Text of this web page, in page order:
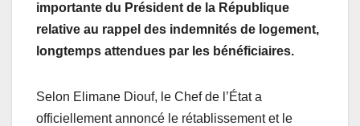
importante du Président de la République
relative au rappel des indemnités de logement,
longtemps attendues par les bénéficiaires.
Selon Elimane Diouf, le Chef de l’État a
officiellement annoncé le rétablissement et le